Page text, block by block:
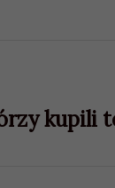
kupili